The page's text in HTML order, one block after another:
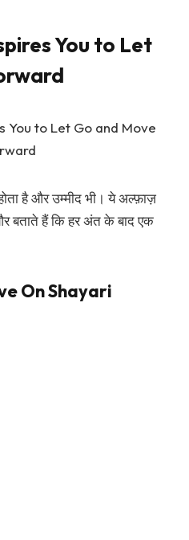
You to Let
है और उम्मीद भी। ये अल्फ़ाज़
बताते हैं कि हर अंत के बाद एक
On Shayari